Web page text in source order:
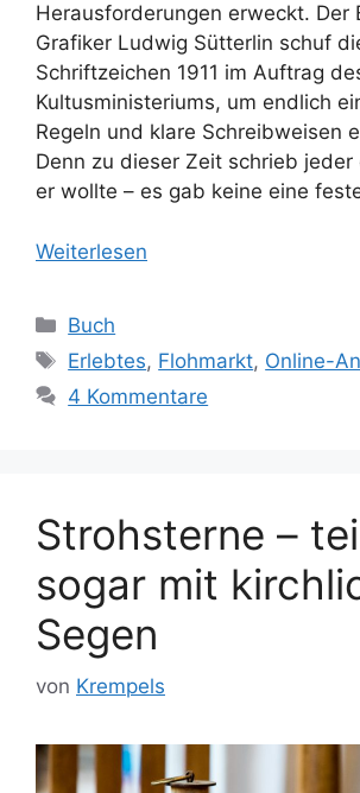
Herausforderungen erweckt. Der
Grafiker Ludwig Sütterlin schuf
Schriftzeichen 1911 im Auftrag
Kultusministeriums, um endlich
Regeln und klare Schreibweisen
Denn zu dieser Zeit schrieb
er wollte – es gab keine eine
Weiterlesen
Kategorien
Buch
Schlagwörter
Erlebtes, Flohmarkt, Online-
4 Kommentare
Strohsterne –
sogar mit
Segen
von Krempels